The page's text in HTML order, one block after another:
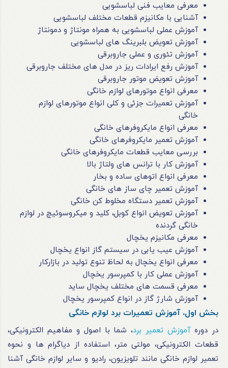
معرفی معایب فنی لباسشویی
آشنایی با مکانیزم قطعات مختلف لباسشویی
آموزش عملی لباسشویی به همراه مونتاژ و دمونتاژ
آموزش تعویض بلبرینگ های لباسشویی
آموزش تئوری و عملی جاروبرقی
آموزش رفع ایرادات ریز در مدل های مختلف جاروبرقی
آموزش تعویض موتور جاروبرقی
معرفی انواع موتورهای لوازم خانگی
آموزش تعمیرات جزئی و کلی انواع موتورهای لوازم
خانگی
معرفی انواع مایکروفرهای خانگی
آموزش تعمیر مایکروفرهای خانگی
بررسی معایب قطعات مایکروفرهای خانگی
آموزش کار با ترانس های ولتاژ بالا
معرفی انواع اتوهای ساده و بخار
آموزش تعمیر چای ساز های خانگی
آموزش تعمیر دستگاه مخلوط کن خانگی
آموزش تعویض انواع کوبل، کلید و میکروسوئیچ در لوازم
خانگی گردنده
معرفی مکانیزم یخچال
آموزش عیب یابی در سیستم گاز انواع یخچال
معرفی انواع یخچال به لحاظ تنوع تولید در بازارکار
آموزش عملی کار با کمپرسور یخچال
معرفی قسمت های مختلف یخچال ساید
آموزش شارژ گاز در انواع کمپرسور یخچال
بخش اول، آموزش تعمیرات برد لوازم خانگی
در دورهآموزش تعمیر برد، شما با اصول و مفاهیم الکترونیکی،
قطعات الکترونیکی، مولتی ‌متر، استفاده از دیاگرام‌ ها و نحوه
تعمیر لوازم خانگی مانند تلویزیون، رادیو و سایر لوازم خانگی آشنا